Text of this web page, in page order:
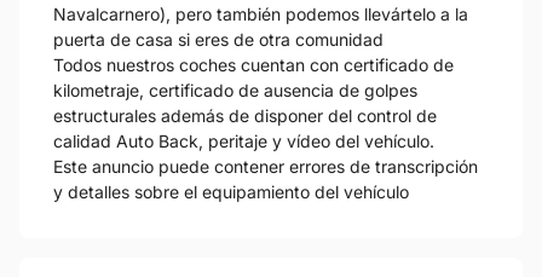
Navalcarnero), pero también podemos llevártelo a la
puerta de casa si eres de otra comunidad
Todos nuestros coches cuentan con certificado de
kilometraje, certificado de ausencia de golpes
estructurales además de disponer del control de
calidad Auto Back, peritaje y vídeo del vehículo.
Este anuncio puede contener errores de transcripción
y detalles sobre el equipamiento del vehículo